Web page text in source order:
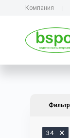
Компания
Фильтр
34